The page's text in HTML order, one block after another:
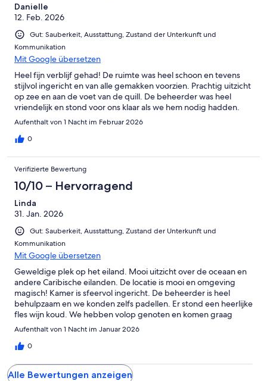
Danielle
12. Feb. 2026
Gut: Sauberkeit, Ausstattung, Zustand der Unterkunft und
Kommunikation
Mit Google übersetzen
Heel fijn verblijf gehad! De ruimte was heel schoon en tevens
stijlvol ingericht en van alle gemakken voorzien. Prachtig uitzicht
op zee en aan de voet van de quill. De beheerder was heel
vriendelijk en stond voor ons klaar als we hem nodig hadden.
Aufenthalt von 1 Nacht im Februar 2026
0
Verifizierte Bewertung
10/10 – Hervorragend
Linda
31. Jan. 2026
Gut: Sauberkeit, Ausstattung, Zustand der Unterkunft und
Kommunikation
Mit Google übersetzen
Geweldige plek op het eiland. Mooi uitzicht over de oceaan en
andere Caribische eilanden. De locatie is mooi en omgeving
magisch! Kamer is sfeervol ingericht. De beheerder is heel
behulpzaam en we konden zelfs padellen. Er stond een heerlijke
fles wijn koud. We hebben volop genoten en komen graag
terug!
Aufenthalt von 1 Nacht im Januar 2026
0
Alle Bewertungen anzeigen